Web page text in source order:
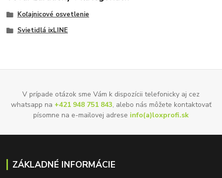
Koľajnicové osvetlenie
Svietidlá ixLINE
V prípade otázok sme Vám k dispozícii telefonicky aj cez
whatsapp na +421 948 751 843, alebo nás môžete kontaktovať
písomne na e-mailovej adrese info(a)loxprofi.sk
ZÁKLADNÉ INFORMÁCIE